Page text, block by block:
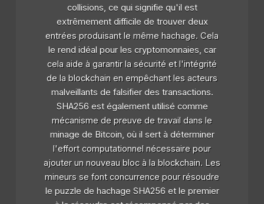
collisions, ce qui signifie qu'il est
extrêmement difficile de trouver deux
entrées produisant le même hachage. Cela
le rend idéal pour les cryptomonnaies, car
cela aide à garantir la sécurité et l'intégrité
de la blockchain en empêchant les acteurs
malveillants de falsifier des transactions.
SHA256 est également utilisé comme
mécanisme de preuve de travail dans le
minage de Bitcoin, où il sert à déterminer
l'effort computationnel nécessaire pour
ajouter un nouveau bloc à la blockchain. Les
mineurs se font concurrence pour résoudre
le puzzle de hachage SHA256 et le premier